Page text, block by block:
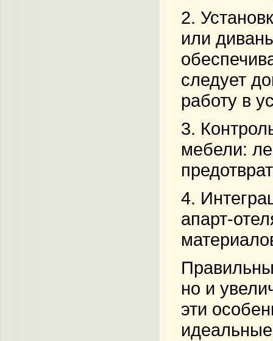
2.
или
следует
работу в
3.
мебели:
4.
апарт-
но и
эти